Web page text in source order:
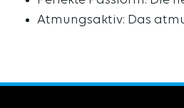
Atmungsaktiv: Das